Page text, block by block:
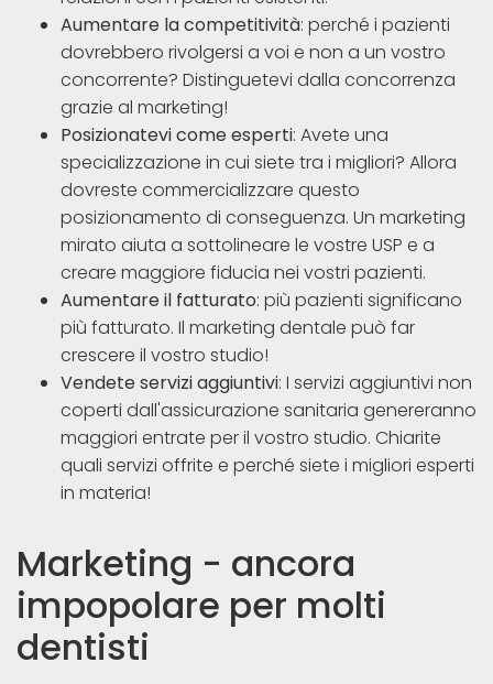
Aumentare la competitività: perché i pazienti
dovrebbero rivolgersi a voi e non a un vostro
concorrente? Distinguetevi dalla concorrenza
grazie al marketing!
Posizionatevi come esperti: Avete una
specializzazione in cui siete tra i migliori? Allora
dovreste commercializzare questo
posizionamento di conseguenza. Un marketing
mirato aiuta a sottolineare le vostre USP e a
creare maggiore fiducia nei vostri pazienti.
Aumentare il fatturato: più pazienti significano
più fatturato. Il marketing dentale può far
crescere il vostro studio!
Vendete servizi aggiuntivi: I servizi aggiuntivi non
coperti dall'assicurazione sanitaria genereranno
maggiori entrate per il vostro studio. Chiarite
quali servizi offrite e perché siete i migliori esperti
in materia!
Marketing - ancora
impopolare per molti
dentisti